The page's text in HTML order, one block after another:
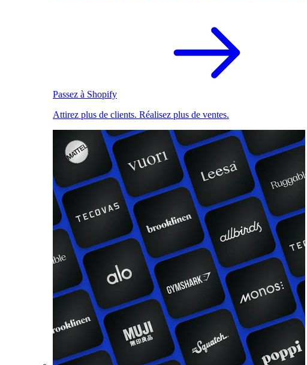
Passez à Shopify
Attirez plus de clients. Réalisez plus de ventes.